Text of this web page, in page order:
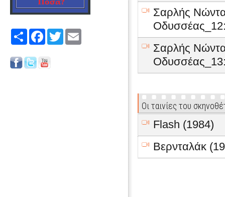
Share FacebookTwitter
Σαρλής
Σαρλής
Οι ταινίες του
Flash (1984)
Βερνταλάκ